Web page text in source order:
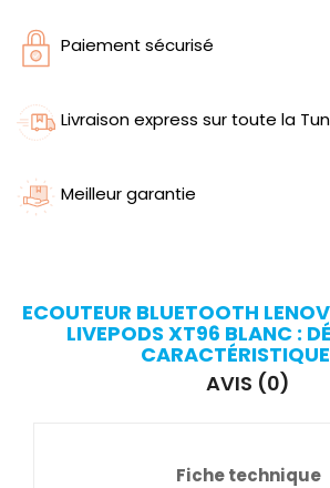
Paiement sécurisé
Livraison express sur toute la
Meilleur garantie
ECOUTEUR BLUETOOTH
LIVEPODS XT96 BLANC :
AVIS (0)
Fiche technique